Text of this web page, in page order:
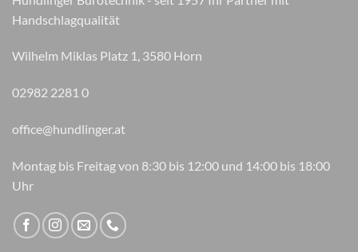
der
Produktseite
werden
Handschlagqualität
Wilhelm Miklas Platz 1, 3580 Horn
02982 2281 0
office@hundlinger.at
Montag bis Freitag von 8:30 bis 12:00 und 14:00 bis 18:00
Uhr